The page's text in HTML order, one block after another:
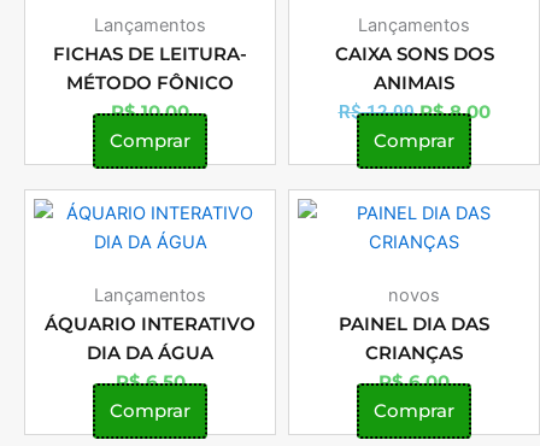
Lançamentos
FICHAS DE LEITURA-
MÉTODO FÔNICO
R$10,00
Comprar
Lançamentos
CAIXA SONS DOS
ANIMAIS
R$12,00 R$8,00
Comprar
Lançamentos
ÁQUARIO INTERATIVO
DIA DA ÁGUA
R$6,50
Comprar
novos
PAINEL DIA DAS
CRIANÇAS
R$6,00
Comprar